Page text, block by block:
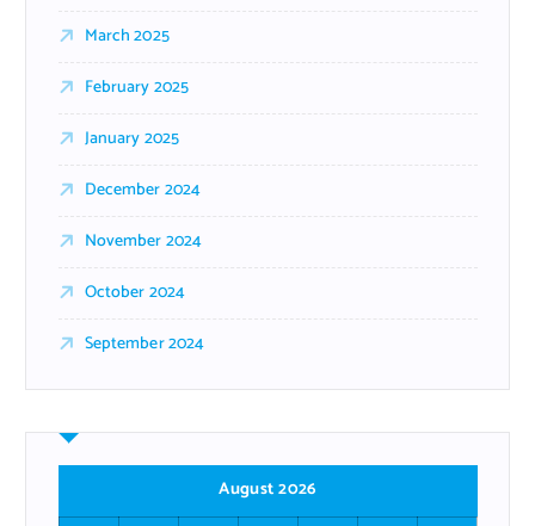
March 2025
February 2025
January 2025
December 2024
November 2024
October 2024
September 2024
August 2026